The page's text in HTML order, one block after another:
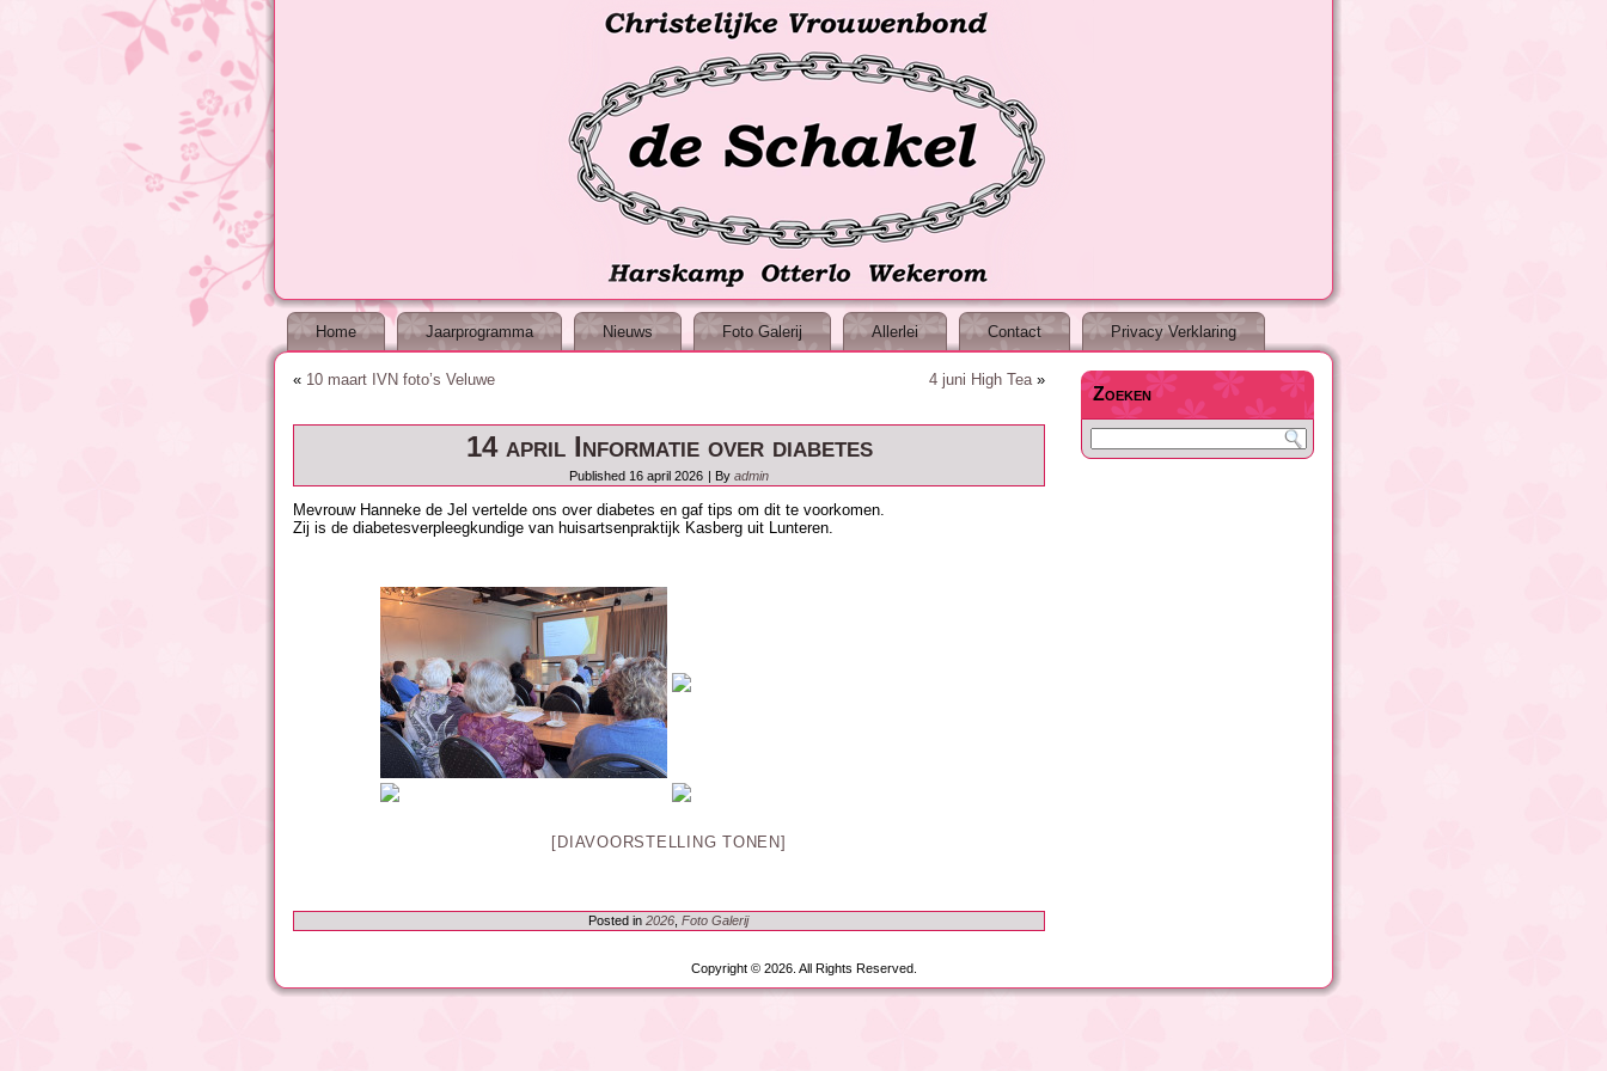
Home Jaarprogramma Nieuws Foto Galerij Allerlei Contact Privacy Verklaring
« 10 maart IVN foto’s Veluwe 4 juni High Tea»
14 april Informatie over diabetes
Published 16 april 2026 | By admin
Mevrouw Hanneke de Jel vertelde ons over diabetes en gaf tips om dit te voorkomen.
Zij is de diabetesverpleegkundige van huisartsenpraktijk Kasberg uit Lunteren.
[DIAVOORSTELLING TONEN]
Posted in 2026 Foto Galerij
Zoeken
Copyright © 2026. All Rights Reserved.